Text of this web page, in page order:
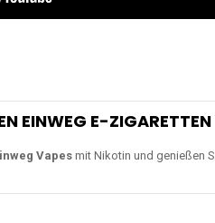
EINWEG E-
Vapes mit Nikotin und genießen